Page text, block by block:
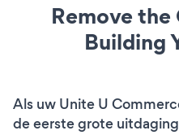
Remove
Building
Als uw Unite U
de eerste grote